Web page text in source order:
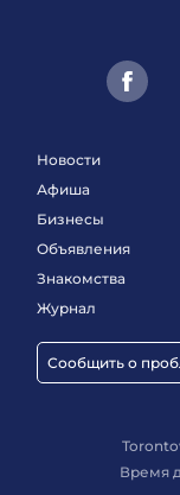
Новости
Афиша
Бизнесы
Объявления
Знакомства
Журнал
Сообщить о
Время